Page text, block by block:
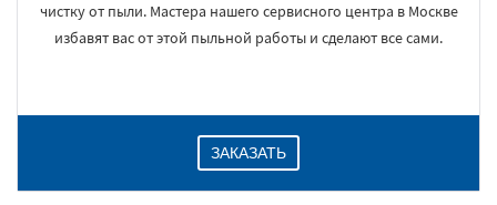
чистку от пыли. Мастера нашего сервисного центра в Москве
избавят вас от этой пыльной работы и сделают все сами.
ЗАКАЗАТЬ